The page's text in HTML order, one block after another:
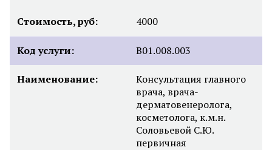
Стоимость, руб: 4000
Код услуги: B01.008.003
Наименование:
Консультация главного
врача, врача-
дерматовенеролога,
косметолога, к.м.н.
Соловьевой С.Ю.
первичная